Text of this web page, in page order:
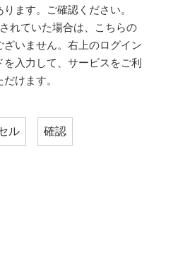
ます。ご確認ください。
れていた場合は、こちらの
ざいません。右上のログイン
入力して、サービスをご利
けます。